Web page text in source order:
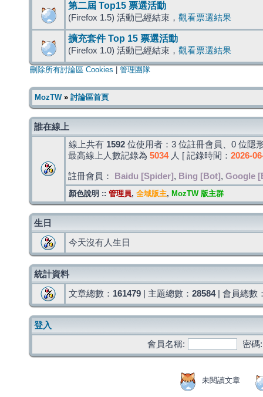
第二屆 Top15 票選活動
(Firefox 1.5) 活動已經結束， 觀看票選結果
擴充套件 Top 15 票選活動
(Firefox 1.0) 活動已經結束， 觀看票選結果
刪除所有討論區 Cookies 管理團隊
MozTW» 討論區首頁
誰在線上
線上共有 1592 位使用者：3 位註冊會員、0 位隱
最高線上人數記錄為 5034人 [ 記錄時間： 2026-
註冊會員： Baidu [Spider] , Bing [Bot] , Google
顏色說明 :: 管理員, 全域版主, MozTW 版主群
生日
今天沒有人生日
統計資料
文章總數： 161479 | 主題總數： 28584| 會員總數
登入
會員名稱:
密碼:
未閱讀文章